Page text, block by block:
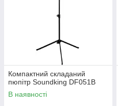
Компактний складаний
пюпітр Soundking DF051B
В наявності